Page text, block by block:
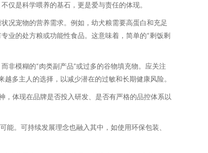
仅是科学喂养的基石，更是爱与责任的体现。
况宠物的营养需求。例如，幼犬粮需要高蛋白和充足
业的处方粮或功能性食品。这意味着，简单的“剩饭剩
非模糊的“肉类副产品”或过多的谷物填充物。应关注
多主人的选择，以减少潜在的过敏和长期健康风险。
，体现在品牌是否投入研发、是否有严格的品控体系以
。可持续发展理念也融入其中，如使用环保包装、